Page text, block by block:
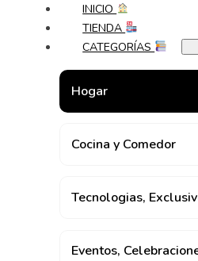
INICIO
TIENDA
CATEGORÍAS
Hogar
Cocina y Comedor
Tecnologias,
Eventos,